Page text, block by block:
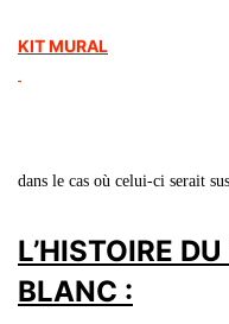
KIT MURAL
dans le cas où celui-ci serait
L’HISTOIRE
BLANC :